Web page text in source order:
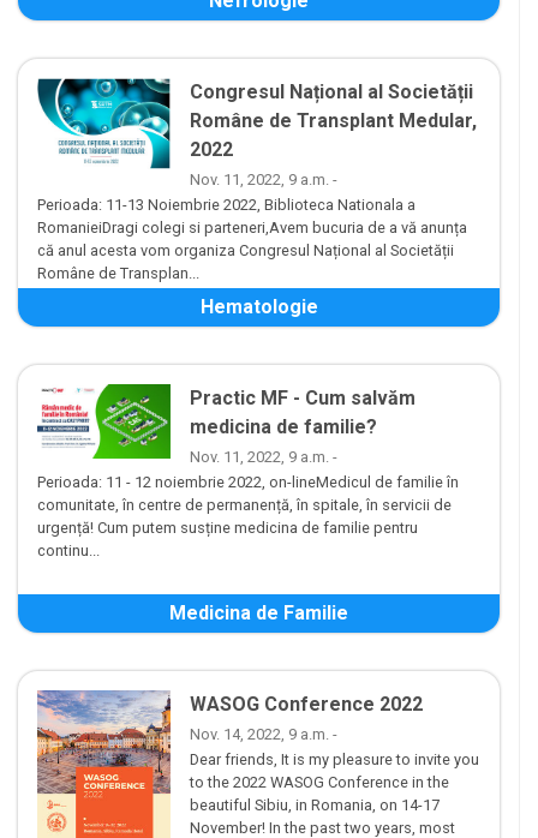
Congresul Național al Societății
Române de Transplant Medular,
2022
Nov. 11, 2022, 9 a.m. -
Perioada: 11-13 Noiembrie 2022, Biblioteca Nationala a
RomanieiDragi colegi si parteneri,Avem bucuria de a vă anunța
că anul acesta vom organiza Congresul Național al Societății
Române de Transplan...
Hematologie
Practic MF - Cum salvăm
medicina de familie?
Nov. 11, 2022, 9 a.m. -
Perioada: 11 - 12 noiembrie 2022, on-lineMedicul de familie în
comunitate, în centre de permanență, în spitale, în servicii de
urgență! Cum putem susține medicina de familie pentru
continu...
Medicina de Familie
WASOG Conference 2022
Nov. 14, 2022, 9 a.m. -
Dear friends, It is my pleasure to invite you
to the 2022 WASOG Conference in the
beautiful Sibiu, in Romania, on 14-17
November! In the past two years, most